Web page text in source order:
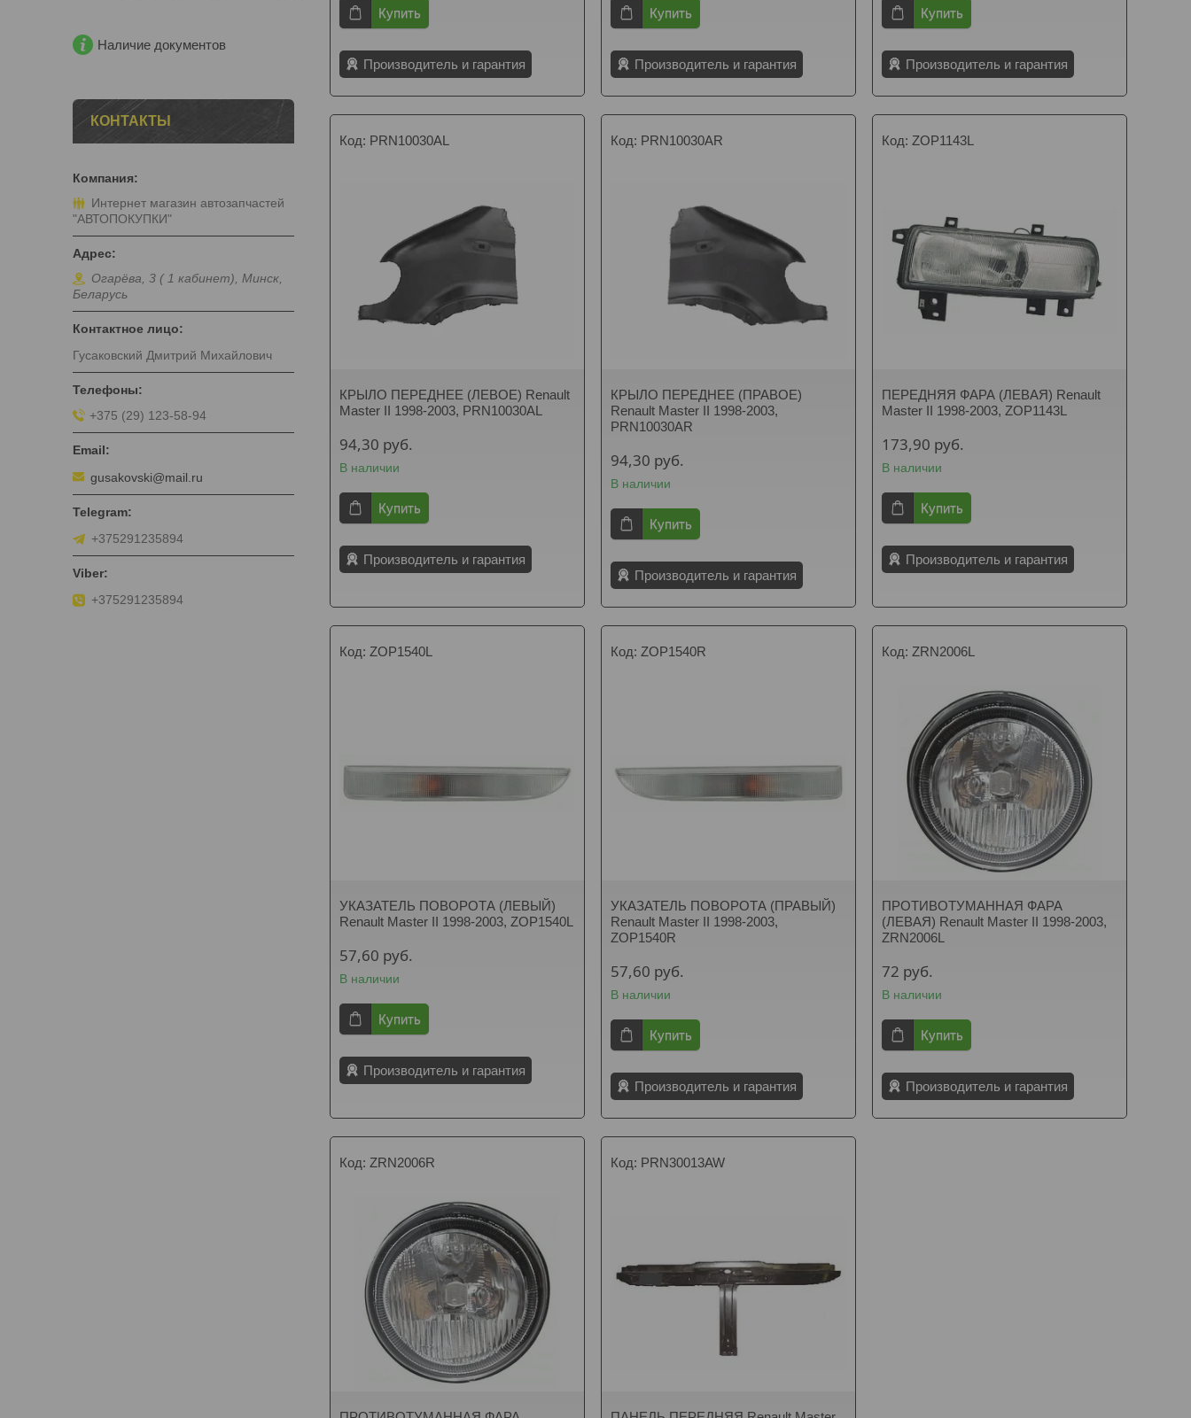
Купить
Производитель и гарантия
Купить
Производитель и гарантия
Купить
Производитель и гарантия
PRN10030AL
КРЫЛО ПЕРЕДНЕЕ (ЛЕВОЕ) Renault
Master II 1998-2003, PRN10030AL
94,30 руб.
В наличии
Купить
Производитель и гарантия
PRN10030AR
КРЫЛО ПЕРЕДНЕЕ (ПРАВОЕ)
Renault Master II 1998-2003,
PRN10030AR
94,30 руб.
В наличии
Купить
Производитель и гарантия
ZOP1143L
ПЕРЕДНЯЯ ФАРА (ЛЕВАЯ) Renault
Master II 1998-2003, ZOP1143L
173,90 руб.
В наличии
Купить
Производитель и гарантия
ZOP1540L
УКАЗАТЕЛЬ ПОВОРОТА (ЛЕВЫЙ)
Renault Master II 1998-2003, ZOP1540L
57,60 руб.
В наличии
Купить
Производитель и гарантия
ZOP1540R
УКАЗАТЕЛЬ ПОВОРОТА (ПРАВЫЙ)
Renault Master II 1998-2003,
ZOP1540R
57,60 руб.
В наличии
Купить
Производитель и гарантия
ZRN2006L
ПРОТИВОТУМАННАЯ ФАРА
(ЛЕВАЯ) Renault Master II 1998-2003,
ZRN2006L
72 руб.
В наличии
Купить
Производитель и гарантия
ZRN2006R PRN30013AW
Наличие документов
КОНТАКТЫ
Интернет магазин автозапчастей
"АВТОПОКУПКИ"
Огарёва, 3 ( 1 кабинет), Минск,
Беларусь
Гусаковский Дмитрий Михайлович
+375 (29) 123-58-94
gusakovski@mail.ru
+375291235894
+375291235894